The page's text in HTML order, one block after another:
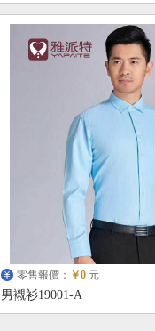
零售報價： ￥0 元
男襯衫19001-A